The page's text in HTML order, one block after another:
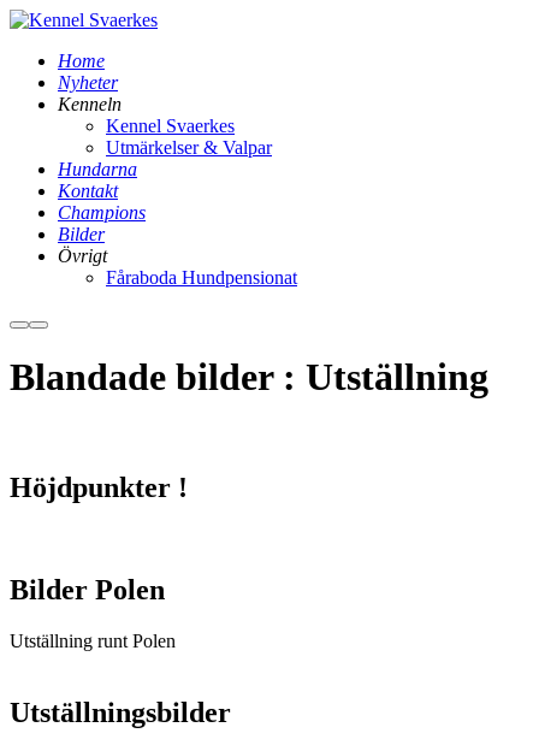
Home
Nyheter
Kenneln
Kennel Svaerkes
Utmärkelser & Valpar
Hundarna
Kontakt
Champions
Bilder
Övrigt
Fåraboda Hundpensionat
MerHuvudmeny
Blandade bilder : Utställning
Höjdpunkter !
Bilder Polen
Utställning runt Polen
Utställningsbilder